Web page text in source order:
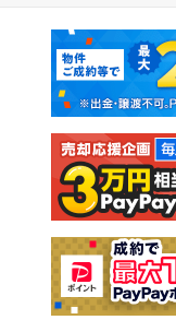
新築マンション
新築一戸建て
注文住宅
売却査定
マンションカタログ